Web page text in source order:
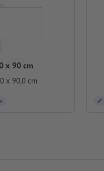
x 90 cm
x 90,0 cm